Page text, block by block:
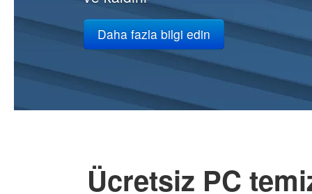
Daha fazla bilgi edin
Ücretsiz PC